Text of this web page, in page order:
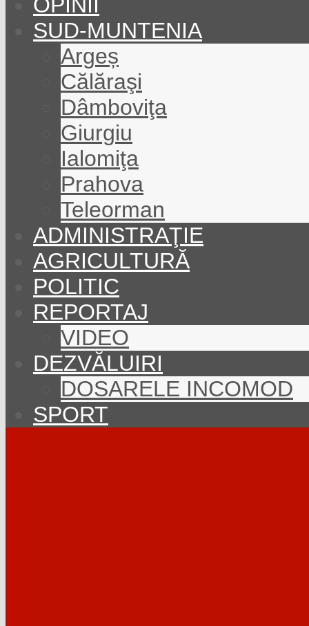
SUD-MUNTENIA
Argeș
Călăraşi
Dâmboviţa
Giurgiu
Ialomiţa
Prahova
Teleorman
ADMINISTRAŢIE
AGRICULTURĂ
POLITIC
REPORTAJ
VIDEO
DEZVĂLUIRI
DOSARELE INCOMOD
SPORT